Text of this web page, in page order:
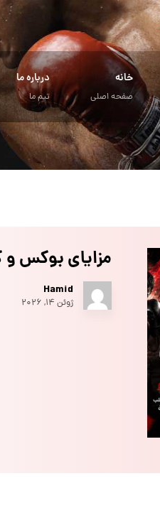
خانه
صفحه اصلی
درباره ما
تیم ما
مزایای بوکس
Hamid
ژوئن ۱۴, ۲۰۲۶